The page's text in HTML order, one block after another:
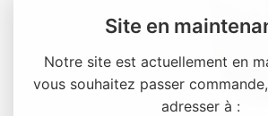
Site en
Notre site est actuellement en
vous souhaitez passer
adresser à :